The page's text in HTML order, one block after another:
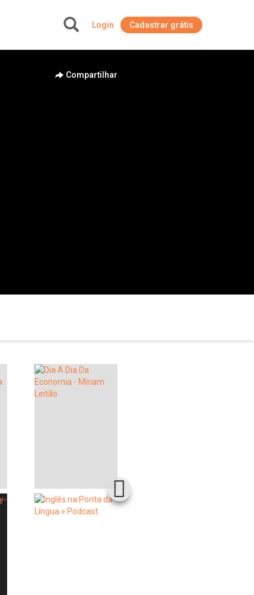
Login Cadastrar grátis
Compartilhar